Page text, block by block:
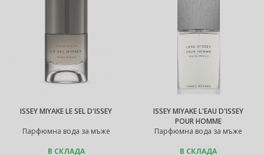
ISSEY MIYAKE LE SEL D'ISSEY
Парфюмна вода за мъже
В СКЛАДА
ISSEY MIYAKE L'EAU D'ISSEY
POUR HOMME
Парфюмна вода за мъже
В СКЛАДА